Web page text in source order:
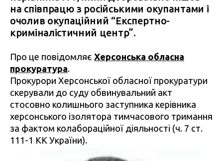
на співпрацю з російськими окупантами і
очолив окупаційний “Експертно-
криміналістичний центр”.
Про це повідомляє Херсонська обласна
прокуратура.
Прокурори Херсонської обласної прокуратури
скерували до суду обвинувальний акт
стосовно колишнього заступника керівника
херсонського ізолятора тимчасового тримання
за фактом колабораційної діяльності (ч. 7 ст.
111-1 КК України).